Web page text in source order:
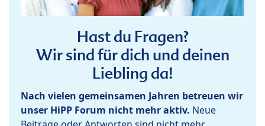
Hast du Fragen?
Wir sind für dich und deinen
Liebling da!
Nach vielen gemeinsamen Jahren betreuen wir
unser HiPP Forum nicht mehr aktiv. Neue